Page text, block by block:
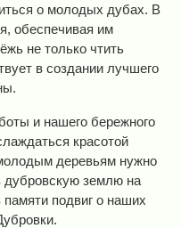
о молодых дубах. В
обеспечивая им
не только чтить
в создании лучшего
и нашего бережного
красотой
деревьям нужно
дубровскую землю на
подвиг о наших